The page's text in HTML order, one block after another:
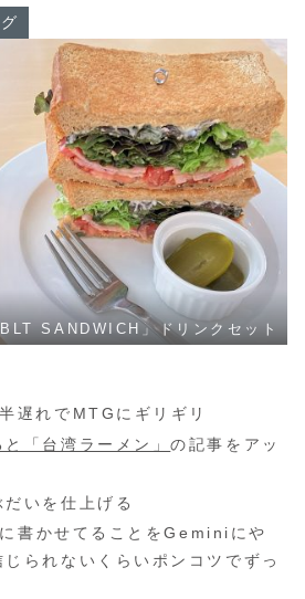
BLT SANDWICH」ドリンクセット
遅れでMTGにギリギリ
と「台湾ラーメン」の記事をアッ
いを仕上げる
書かせてることをGeminiにや
られないくらいポンコツでずっ